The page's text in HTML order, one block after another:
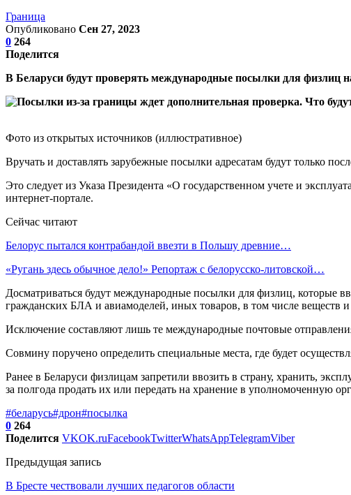
Граница
Опубликовано Сен 27, 2023
0 264
Поделится
В Беларуси будут проверять международные посылки для физлиц
Фото из открытых источников (иллюстративное)
Вручать и доставлять зарубежные посылки адресатам будут только
Это следует из Указа Президента «О государственном учете и
интернет-портале.
Сейчас читают
Белорус пытался контрабандой ввезти в Польшу древние…
«Ругань здесь обычное дело!» Репортаж с белорусско-литовской…
Досматриваться будут международные посылки для физлиц, которые
гражданских БЛА и авиамоделей, иных товаров, в том числе веществ и
Исключение составляют лишь те международные почтовые
Совмину поручено определить специальные места, где будет
Ранее в Беларуси физлицам запретили ввозить в страну, хранить,
за полгода продать их или передать на хранение в уполномоченную
#беларусь#дрон#посылка
0 264
Поделится VKOK.ruFacebookTwitterWhatsAppTelegramViber
Предыдущая запись
В Бресте чествовали лучших педагогов области